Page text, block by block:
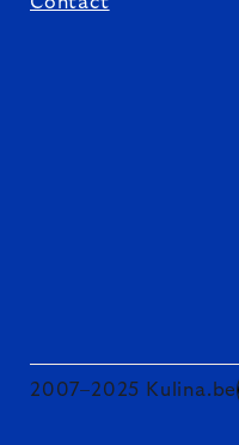
2007–2025 Kulina.be